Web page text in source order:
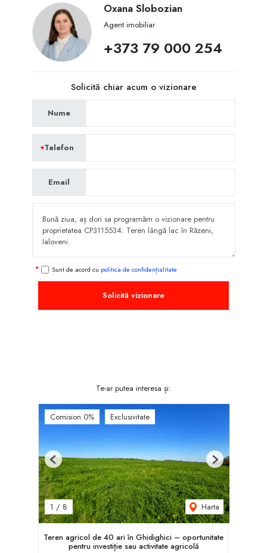
Oxana Slobozian
Agent imobiliar
+373 79 000 254
Solicită chiar acum o vizionare
Nume
Telefon
Email
Sunt de acord cu politica de confidențialitate
Solicită vizionare
Te-ar putea interesa și:
Comision 0% Exclusivitate
1 / 8 Harta
Previous Next
Teren agricol de 40 ari în Ghidighici – oportunitate
pentru investiție sau activitate agricolă